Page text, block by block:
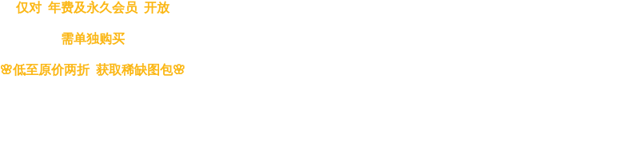
仅对 年费及永久会员 开放
需单独购买
🌸低至原价两折 获取稀缺图包🌸